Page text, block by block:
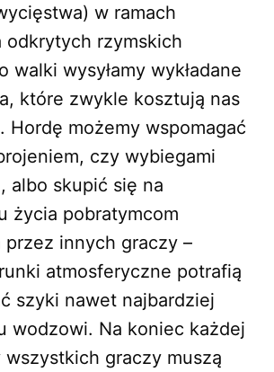
w ramach
odkrytych rzymskich
walki wysyłamy wykładane
które zwykle kosztują nas
Hordę możemy wspomagać
czy wybiegami
albo skupić się na
życia pobratymcom
przez innych graczy –
atmosferyczne potrafią
szyki nawet najbardziej
wodzowi. Na koniec każdej
graczy muszą